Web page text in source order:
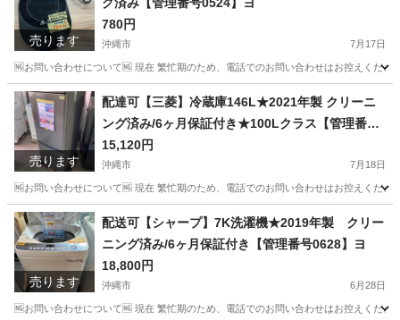
売ります
780円
沖縄市 7月17日
🆖お問い合わせについて🆖 現在 繁忙期のため、電話でのお問い合わせはお控えくだ
沖縄 沖縄市 キッチン家電
売ります
配達可【三菱】冷蔵庫146L★2021年製 クリーニ
ング済み/6ヶ月保証付き★100Lクラス【管理番号
0718 】新
15,120円
沖縄市 7月18日
🆖お問い合わせについて🆖 現在 繁忙期のため、電話でのお問い合わせはお控えくだ
沖縄 沖縄市 キッチン家電 店舗
売ります
配送可【シャープ】7K洗濯機★2019年製 クリー
ニング済み/6ヶ月保証付き【管理番号0628】ヨ
18,800円
沖縄市 6月28日
🆖お問い合わせについて🆖 現在 繁忙期のため、電話でのお問い合わせはお控えくだ